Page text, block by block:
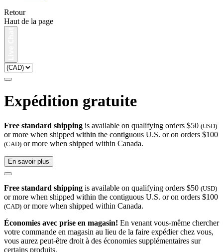
Retour
Haut de la page
Expédition gratuite
Free standard shipping is available on qualifying orders $50 (USD)
or more when shipped within the contiguous U.S. or on orders $100
(CAD) or more when shipped within Canada.
En savoir plus
Free standard shipping is available on qualifying orders $50 (USD)
or more when shipped within the contiguous U.S. or on orders $100
(CAD) or more when shipped within Canada.
Économies avec prise en magasin! En venant vous-même chercher
votre commande en magasin au lieu de la faire expédier chez vous,
vous aurez peut-être droit à des économies supplémentaires sur
certains produits.